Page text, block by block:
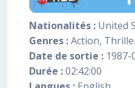
Nationalités : United
Genres :Action,
Date de sortie : 1987-
Durée :02:42:00